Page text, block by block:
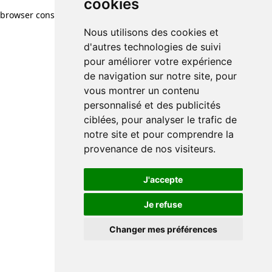
cookies
Nous utilisons des cookies et
d'autres technologies de suivi
pour améliorer votre expérience
de navigation sur notre site, pour
vous montrer un contenu
personnalisé et des publicités
ciblées, pour analyser le trafic de
notre site et pour comprendre la
provenance de nos visiteurs.
J'accepte
Je refuse
Changer mes préférences
browser console for more information)